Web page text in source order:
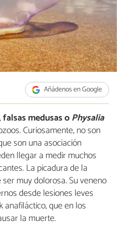
Añádenos en Google
falsas medusas oPhysalia
Curiosamente, no son
son una asociación
llegar a medir muchos
La picadura de la
muy dolorosa. Su veneno
desde lesiones leves
que en los
la muerte.